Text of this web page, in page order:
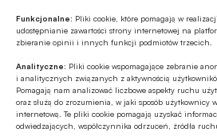
Funkcjonalne: Pliki cookie, które pomagają w
udostępnianie zawartości strony internetowej na
zbieranie opinii i innych funkcji podmiotów trzecich.
Analityczne: Pliki cookie wspomagające zebranie
i analitycznych związanych z aktywnością
Pomagają nam analizować liczbowe aspekty ruchu
oraz służą do zrozumienia, w jaki sposób użytkownicy
internetową. Te pliki cookie pomagają uzyskać
odwiedzających, współczynnika odrzuceń, źródła
PKO BP o nowych
ustawowych w
MULTIMEDIA
Na czym polega